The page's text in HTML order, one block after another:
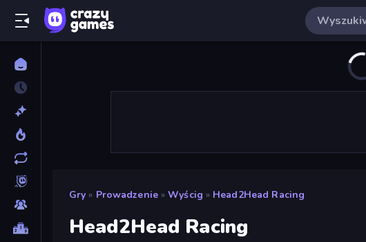
Gry » Prowadzenie » Wyścig » Head2Head Racing
Head2Head Racing